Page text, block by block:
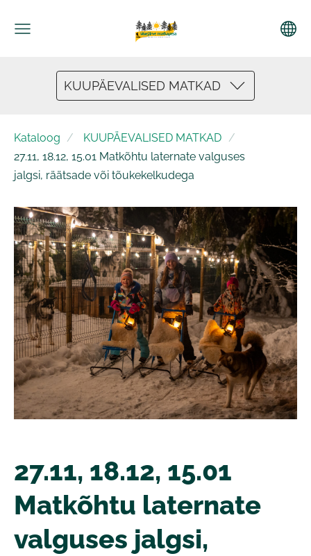
KUUPÄEVALISED MATKAD
Kataloog
KUUPÄEVALISED MATKAD
27.11, 18.12, 15.01 Matkõhtu laternate valguses
jalgsi, räätsade või tõukekelkudega
27.11, 18.12, 15.01
Matkõhtu laternate
valguses jalgsi,